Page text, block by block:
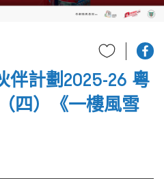
伴計劃2025-26 粵
四）《一樓風雪